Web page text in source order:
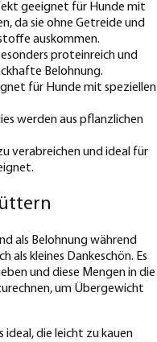
geeignet für Hunde mit
da sie ohne Getreide und
auskommen.
proteinreich und
Belohnung.
für Hunde mit speziellen
werden aus pflanzlichen
verabreichen und ideal für
als Belohnung während
als kleines Dankeschön. Es
und diese Mengen in die
um Übergewicht
ideal, die leicht zu kauen